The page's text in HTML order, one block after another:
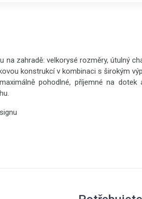
na zahradě: velkorysé rozměry, útulný
konstrukcí v kombinaci s širokým
pohodlné, příjemné na dotek